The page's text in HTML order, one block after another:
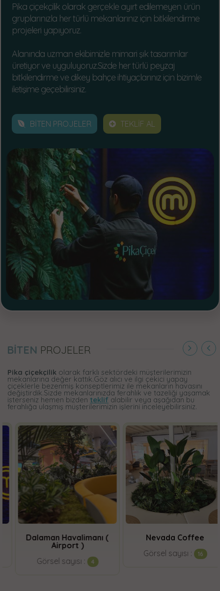
Pika çiçekçilik olarak gerçekle ayırt edilemeyen ürün
gruplarınızla her türlü mekanlarınız için bitkilendirme
projeleri yapıyoruz.
Alanında uzman ekibimizle mimari şık tasarımlar
üretiyor ve uyguluyoruz.Sizde her türlü peyzaj
bitkilendirme ve dikey bahçe ihtiyaçlarınız için bizimle
iletişime geçebilirsiniz.
BİTEN PROJELER TEKLİF AL
BİTEN PROJELER
Pika çiçekçilik olarak farklı sektördeki müşterilerimizin
mekanlarına değer kattık.Göz alıcı ve ilgi çekici yapay
çiçeklerle bezenmiş konseptlerimiz ile mekanların havasını
değiştirdik.Sizde mekanlarınızda ferahlık ve tazeliği yaşamak
isterseniz hemen bizden teklif alabilir veya aşağıdan bu
ferahlığa ulaşmış müşterilerimizin işlerini inceleyebilirsiniz.
Dalaman Havalimanı (
Airport )
Görsel sayısı :
4
Nevada Coffee
Görsel sayısı :
16